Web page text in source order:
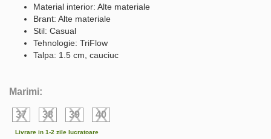
Material interior: Alte materiale
Brant: Alte materiale
Stil: Casual
Tehnologie: TriFlow
Talpa: 1.5 cm, cauciuc
Marimi:
37 38 39 40
Livrare in 1-2 zile lucratoare